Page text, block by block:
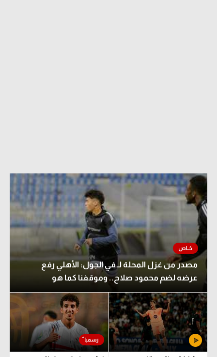
مصدر من غزل المحلة لـ في الجول: الأهلي رفع
عرضه لضم محمود صلاح.. وموقفنا كما هو